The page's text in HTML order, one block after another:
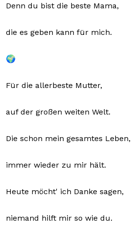
Denn du bist die beste Mama,
die es geben kann für mich.
🌍
Für die allerbeste Mutter,
auf der großen weiten Welt.
Die schon mein gesamtes Leben,
immer wieder zu mir hält.
Heute möcht' ich Danke sagen,
niemand hilft mir so wie du.